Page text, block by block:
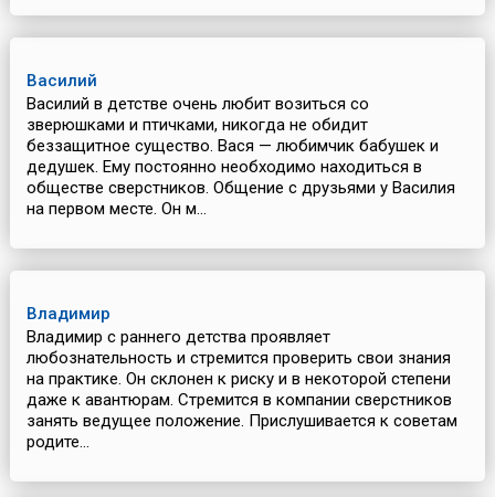
Василий
Василий в детстве очень любит возиться со
зверюшками и птичками, никогда не обидит
беззащитное существо. Вася — любимчик бабушек и
дедушек. Ему постоянно необходимо находиться в
обществе сверстников. Общение с друзьями у Василия
на первом месте. Он м...
Владимир
Владимир с раннего детства проявляет
любознательность и стремится проверить свои знания
на практике. Он склонен к риску и в некоторой степени
даже к авантюрам. Стремится в компании сверстников
занять ведущее положение. Прислушивается к советам
родите...